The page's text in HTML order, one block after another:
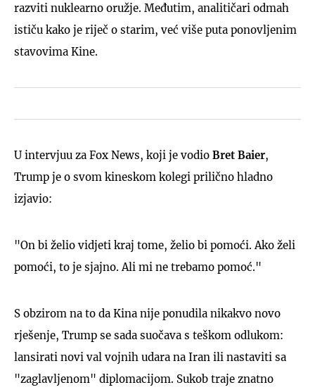
razviti nuklearno oružje. Međutim, analitičari odmah
ističu kako je riječ o starim, već više puta ponovljenim
stavovima Kine.
U intervjuu za Fox News, koji je vodio Bret Baier,
Trump je o svom kineskom kolegi prilično hladno
izjavio:
"On bi želio vidjeti kraj tome, želio bi pomoći. Ako želi
pomoći, to je sjajno. Ali mi ne trebamo pomoć."
S obzirom na to da Kina nije ponudila nikakvo novo
rješenje, Trump se sada suočava s teškom odlukom:
lansirati novi val vojnih udara na Iran ili nastaviti sa
"zaglavljenom" diplomacijom. Sukob traje znatno